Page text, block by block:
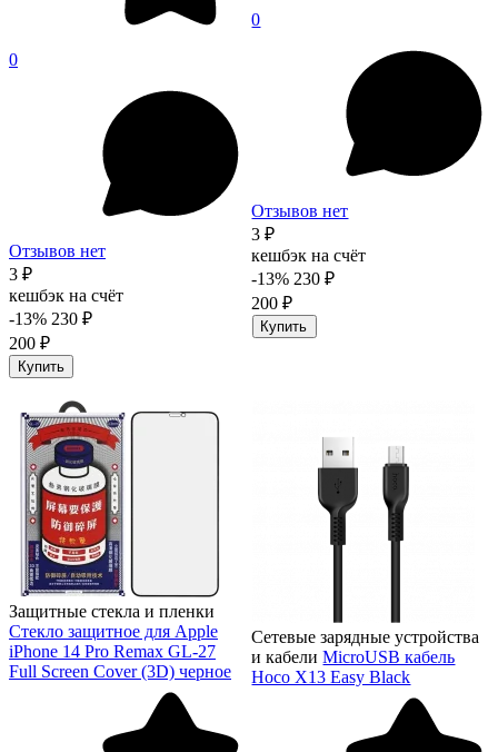
0
Отзывов нет
3 ₽
кешбэк на счёт
-13% 230 ₽
200 ₽
Купить
0
Отзывов нет
3 ₽
кешбэк на счёт
-13% 230 ₽
200 ₽
Купить
Защитные стекла и пленки
Стекло защитное для Apple
iPhone 14 Pro Remax GL-27
Full Screen Cover (3D) черное
Сетевые зарядные устройства
и кабели MicroUSB кабель
Hoco X13 Easy Black